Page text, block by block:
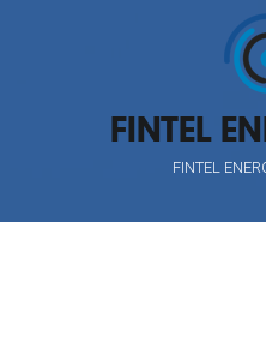
FINTEL
FINTEL